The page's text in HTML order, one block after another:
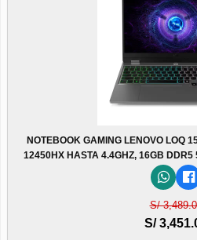
NOTEBOOK GAMING LENOVO LOQ
12450HX HASTA 4.4GHZ, 16GB DDR5
S/
S/